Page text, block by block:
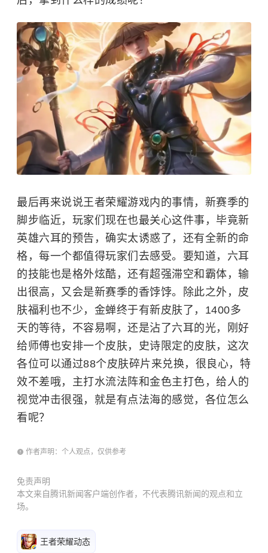
最后再来说说王者荣耀游戏内的事情，新赛季的
脚步临近，玩家们现在也最关心这件事，毕竟新
英雄六耳的预告，确实太诱惑了，还有全新的命
格，每一个都值得玩家们去感受。要知道，六耳
的技能也是格外炫酷，还有超强滞空和霸体，输
出很高，又会是新赛季的香饽饽。除此之外，皮
肤福利也不少，金蝉终于有新皮肤了，1400多
天的等待，不容易啊，还是沾了六耳的光，刚好
给师傅也安排一个皮肤，史诗限定的皮肤，这次
各位可以通过88个皮肤碎片来兑换，很良心，特
效不差哦，主打水流法阵和金色主打色，给人的
视觉冲击很强，就是有点法海的感觉，各位怎么
看呢？
作者声明：个人观点，仅供参考
免责声明
本文来自腾讯新闻客户端创作者，不代表腾讯新闻的观点和立
场。
王者荣耀动态